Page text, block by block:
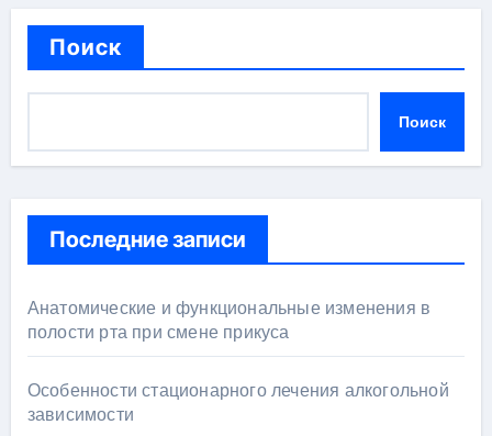
Поиск
Поиск
Последние записи
Анатомические и функциональные изменения в
полости рта при смене прикуса
Особенности стационарного лечения алкогольной
зависимости